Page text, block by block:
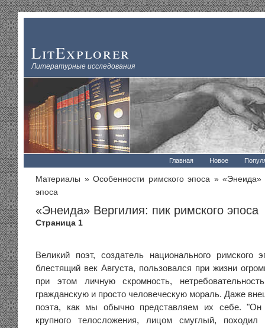
LitExplorer
Литературные исследования
Главная Новое
Материалы »Особенности римского эпоса » «Энеида»
эпоса
«Энеида» Вергилия: пик римского эпоса
Страница 1
Великий поэт, создатель национального римского
блестящий век Августа, пользовался при жизни
при этом личную скромность,
гражданскую и просто человеческую мораль. Даже
поэта, как мы обычно представляем их себе.
крупного телосложения, лицом смуглый,